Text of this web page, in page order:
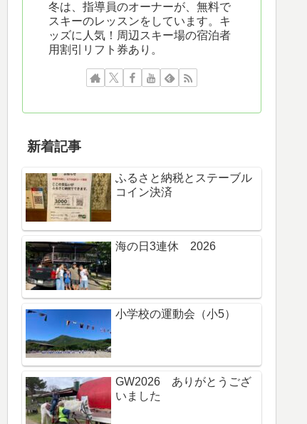
冬は、指導員のオーナーが、無料で
スキーのレッスンをしています。キ
ッズに人気！周辺スキー場の宿泊者
用割引リフト券あり。
新着記事
ふるさと納税とステーブル
コイン決済
海の日3連休 2026
小学校の運動会（小5）
GW2026 ありがとうござ
いました